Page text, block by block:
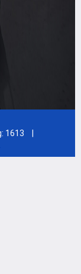
1613
|